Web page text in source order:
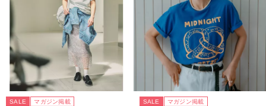
SALE マガジン掲載 SALE マガジン掲載